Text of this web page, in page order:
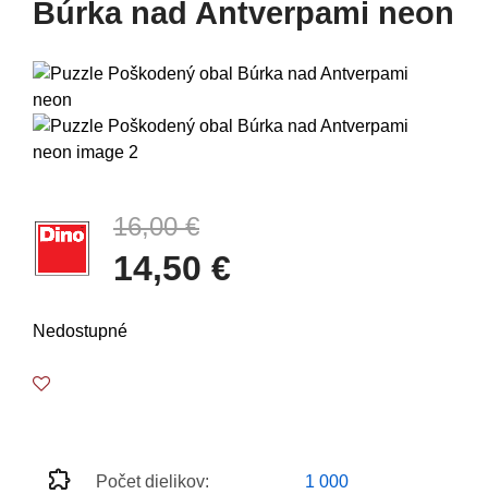
Búrka nad Antverpami neon
16,00 €
14,50 €
Nedostupné
Počet dielikov: 1 000